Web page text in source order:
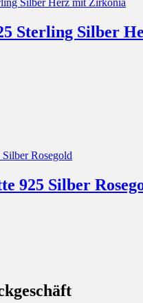
Sterling Silber
925 Silber